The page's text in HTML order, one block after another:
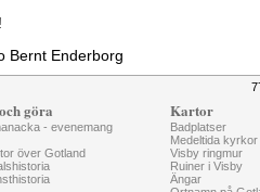
Bernt Enderborg
göra
- evenemang
över Gotland
Kartor
Badplatser
Medeltida kyrkor
Visby ringmur
Ruiner i Visby
Ängar